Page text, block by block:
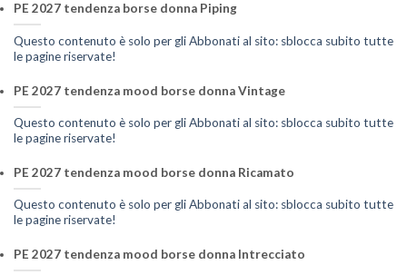
PE 2027 tendenza borse donna Piping
Questo contenuto è solo per gli Abbonati al sito: sblocca subito tutte
le pagine riservate!
PE 2027 tendenza mood borse donna Vintage
Questo contenuto è solo per gli Abbonati al sito: sblocca subito tutte
le pagine riservate!
PE 2027 tendenza mood borse donna Ricamato
Questo contenuto è solo per gli Abbonati al sito: sblocca subito tutte
le pagine riservate!
PE 2027 tendenza mood borse donna Intrecciato